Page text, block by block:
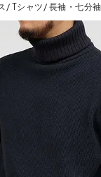
Tシャツ 長袖・七分袖